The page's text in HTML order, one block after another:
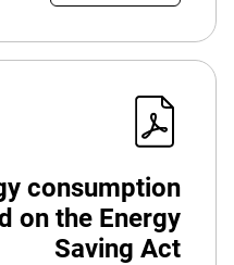
consumption
on the Energy
Saving Act